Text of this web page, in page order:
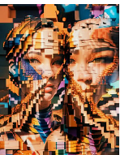
Kliknij, aby